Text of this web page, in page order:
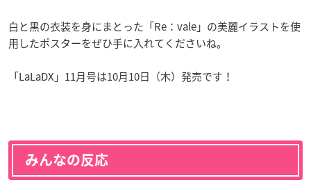
白と黒の衣装を身にまとった「Re：vale」の美麗イラストを使
用したポスターをぜひ手に入れてくださいね。
「LaLaDX」11月号は10月10日（木）発売です！
みんなの反応